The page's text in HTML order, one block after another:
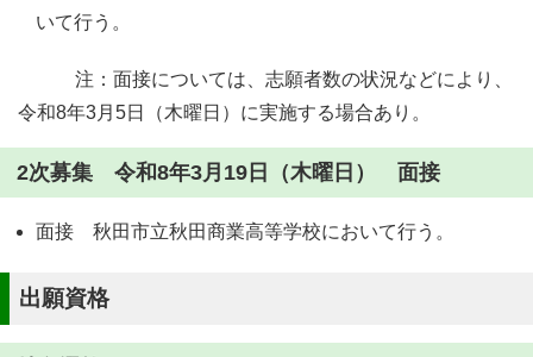
いて行う。
注：面接については、志願者数の状況などにより、
令和8年3月5日（木曜日）に実施する場合あり。
2次募集 令和8年3月19日（木曜日） 面接
面接 秋田市立秋田商業高等学校において行う。
出願資格